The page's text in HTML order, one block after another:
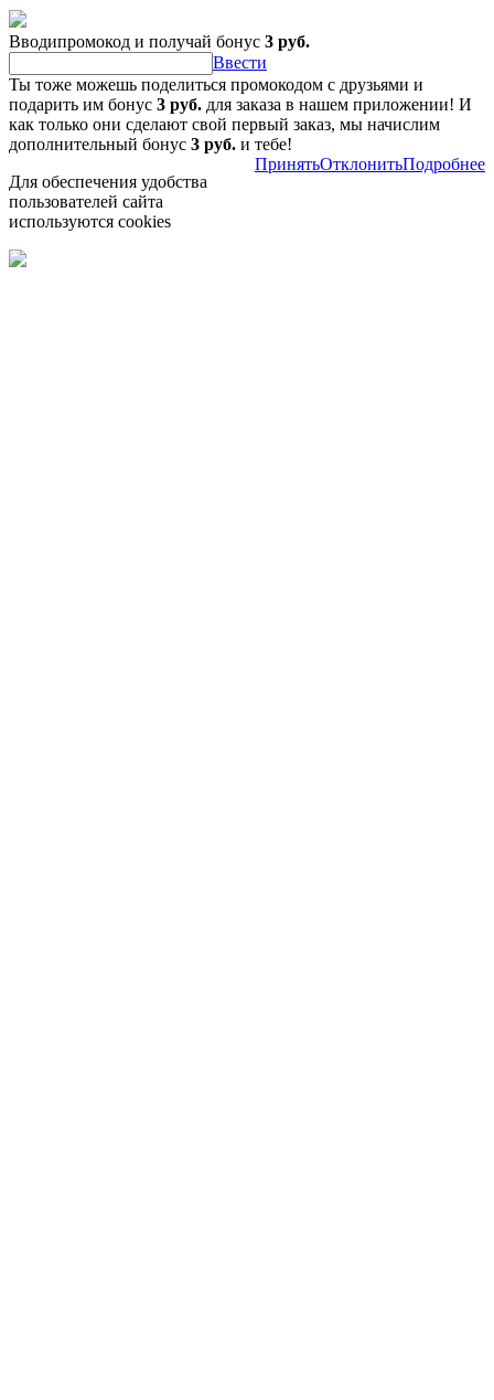
Вводипромокод и получай бонус 3 руб.
Ввести
Ты тоже можешь поделиться промокодом с друзьями и
подарить им бонус 3 руб. для заказа в нашем приложении! И
как только они сделают свой первый заказ, мы начислим
дополнительный бонус 3 руб. и тебе!
Для обеспечения удобства
пользователей сайта
используются cookies
ПринятьОтклонитьПодробнее